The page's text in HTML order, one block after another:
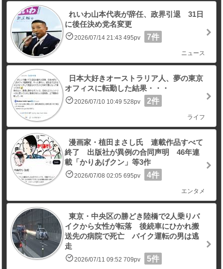
れいわ山本代表が辞任、政界引退 31日
に後任決め党名変更
2026/07/14 21:43 495pv 7件
ニュース
日本大好きオーストラリア人、夢の東京
オフィスに転勤した結果・・・
2026/07/10 10:49 528pv 2件
ライフ
漫画家・植田まさし氏 連載作品すべて
終了 出版社が異例の合同声明 46年連
載「かりあげクン」等3作
2026/07/08 02:05 695pv 4件
エンタメ
東京・中央区の勝どき陸橋で2人乗りバ
イクから女性が転落 後続車にひかれ搬
送先の病院で死亡 バイク運転の男は逃
走
2026/07/11 09:52 709pv 5件